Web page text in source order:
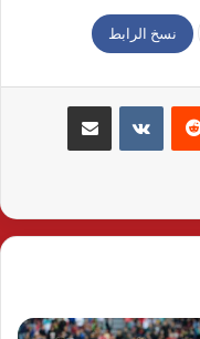
نسخ الرابط
مشاركة عبر البريد